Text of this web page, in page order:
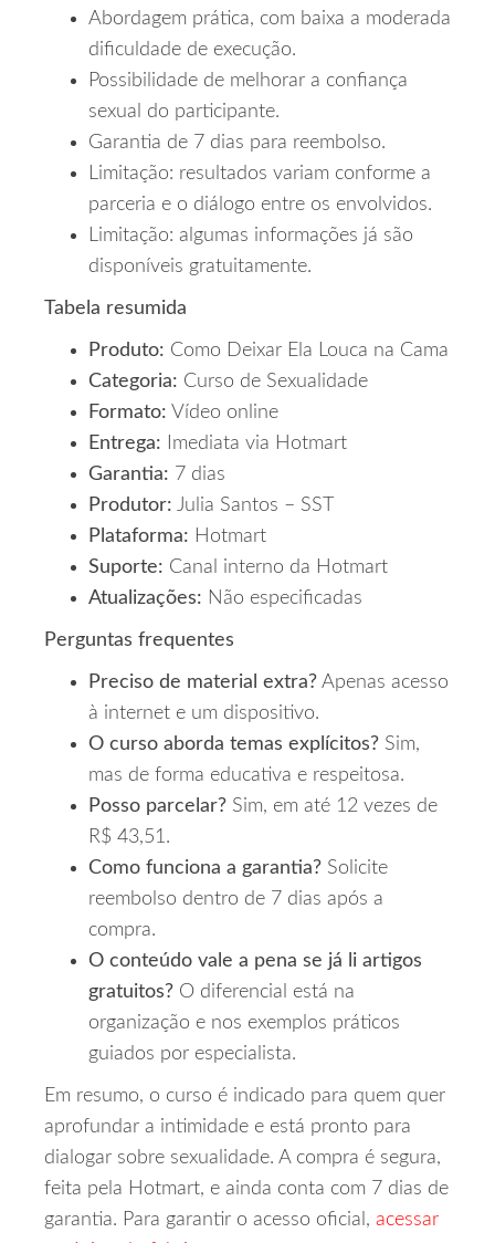
Abordagem prática, com baixa a moderada
dificuldade de execução.
Possibilidade de melhorar a confiança
sexual do participante.
Garantia de 7 dias para reembolso.
Limitação: resultados variam conforme a
parceria e o diálogo entre os envolvidos.
Limitação: algumas informações já são
disponíveis gratuitamente.
Tabela resumida
Produto: Como Deixar Ela Louca na Cama
Categoria: Curso de Sexualidade
Formato: Vídeo online
Entrega: Imediata via Hotmart
Garantia: 7 dias
Produtor: Julia Santos – SST
Plataforma: Hotmart
Suporte: Canal interno da Hotmart
Atualizações: Não especificadas
Perguntas frequentes
Preciso de material extra? Apenas acesso
à internet e um dispositivo.
O curso aborda temas explícitos? Sim,
mas de forma educativa e respeitosa.
Posso parcelar? Sim, em até 12 vezes de
R$ 43,51.
Como funciona a garantia? Solicite
reembolso dentro de 7 dias após a
compra.
O conteúdo vale a pena se já li artigos
gratuitos? O diferencial está na
organização e nos exemplos práticos
guiados por especialista.
Em resumo, o curso é indicado para quem quer
aprofundar a intimidade e está pronto para
dialogar sobre sexualidade. A compra é segura,
feita pela Hotmart, e ainda conta com 7 dias de
garantia. Para garantir o acesso oficial, acessar